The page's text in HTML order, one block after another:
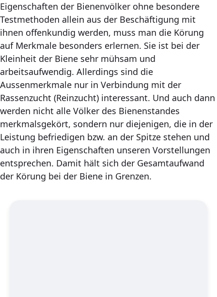
Eigenschaften der Bienenvölker ohne besondere
Testmethoden allein aus der Beschäftigung mit
ihnen offenkundig werden, muss man die Körung
auf Merkmale besonders erlernen. Sie ist bei der
Kleinheit der Biene sehr mühsam und
arbeitsaufwendig. Allerdings sind die
Aussenmerkmale nur in Verbindung mit der
Rassenzucht (Reinzucht) interessant. Und auch dann
werden nicht alle Völker des Bienenstandes
merkmalsgekört, sondern nur diejenigen, die in der
Leistung befriedigen bzw. an der Spitze stehen und
auch in ihren Eigenschaften unseren Vorstellungen
entsprechen. Damit hält sich der Gesamtaufwand
der Körung bei der Biene in Grenzen.